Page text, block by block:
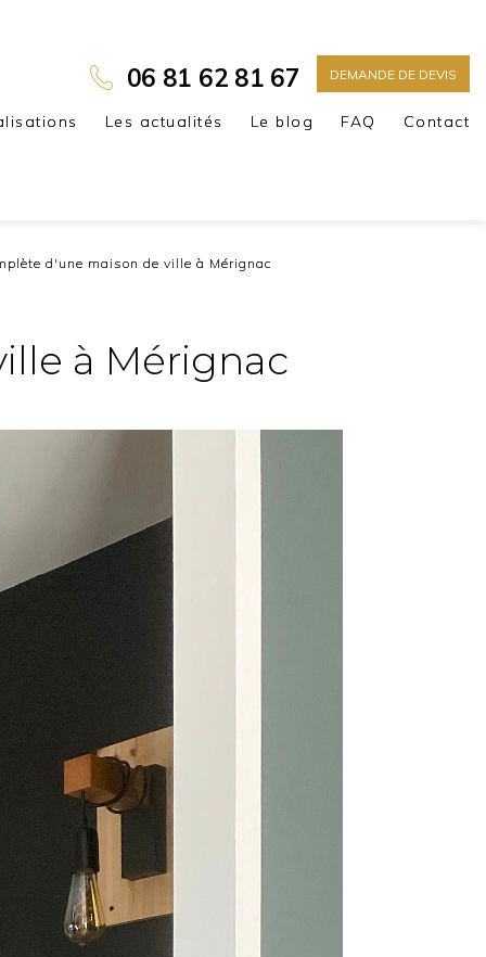
06 81 62 81 67 DEMANDE DE DEVIS
Les actualités Le blog FAQ Contact
d'une maison de ville à Mérignac
à Mérignac